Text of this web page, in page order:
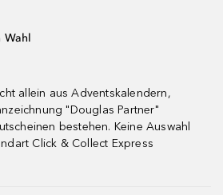
Wahl
allein aus Adventskalendern,
"Douglas Partner"
bestehen. Keine Auswahl
Click & Collect Express